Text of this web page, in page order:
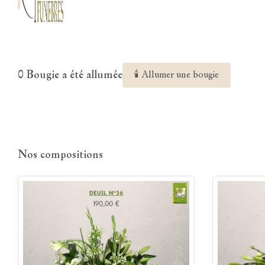
0 Bougie a été allumée 🕯 Allumer une bougie
Nos compositions